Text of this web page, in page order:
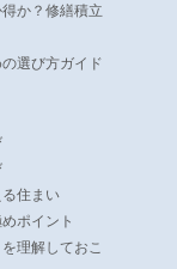
か？修繕積立
選び方ガイド
住まい
ポイント
理解しておこ